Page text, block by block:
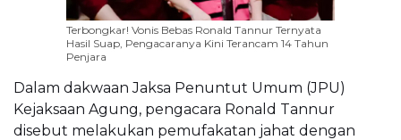
Terbongkar! Vonis Bebas Ronald Tannur Ternyata
Hasil Suap, Pengacaranya Kini Terancam 14 Tahun
Penjara
Dalam dakwaan Jaksa Penuntut Umum (JPU)
Kejaksaan Agung, pengacara Ronald Tannur
disebut melakukan pemufakatan jahat dengan